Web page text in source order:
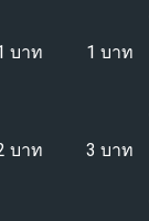
บาท 1 บาท
บาท 3 บาท